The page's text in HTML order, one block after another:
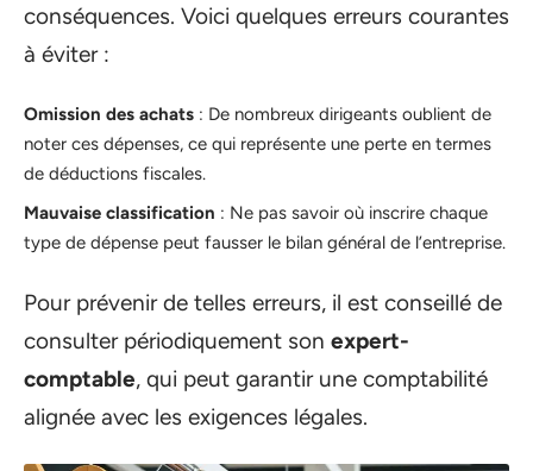
conséquences. Voici quelques erreurs courantes
à éviter :
Omission des achats : De nombreux dirigeants oublient de
noter ces dépenses, ce qui représente une perte en termes
de déductions fiscales.
Mauvaise classification : Ne pas savoir où inscrire chaque
type de dépense peut fausser le bilan général de l’entreprise.
Pour prévenir de telles erreurs, il est conseillé de
consulter périodiquement son expert-
comptable, qui peut garantir une comptabilité
alignée avec les exigences légales.